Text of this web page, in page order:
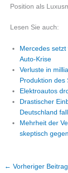
Position als
Lesen Sie auch:
Mercedes
Auto-Krise
Verluste in
Produktion des
Elektroautos
Drastischer
Deutschland
Mehrheit der
skeptisch
← Vorheriger Beitrag